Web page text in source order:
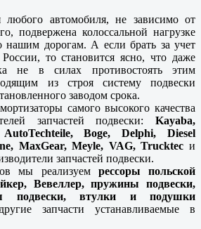
любого автомобиля, не зависимо от
подвержена колоссальной нагрузке
дорогам. А если брать за учет
то становится ясно, что даже
не в силах противостоять этим
из строя систему подвески
заводом срока.
самого высокого качества
запчастей подвески: Kayaba,
Boge, Delphi, Diesel
MaxGear, Meyle, VAG, Trucktec и
запчастей подвески.
мы реализуем рессоры польской
Вевеллер, пружины подвески,
подвески, втулки и подушки
запчасти устанавливаемые в